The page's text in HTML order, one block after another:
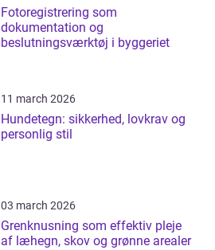
Fotoregistrering som
dokumentation og
beslutningsværktøj i byggeriet
11 march 2026
Hundetegn: sikkerhed, lovkrav og
personlig stil
03 march 2026
Grenknusning som effektiv pleje
af læhegn, skov og grønne arealer